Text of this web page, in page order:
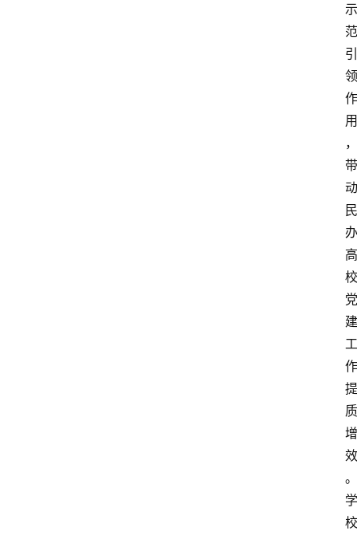
示
范
引
领
作
用
，
带
动
民
办
高
校
党
建
工
作
提
质
增
效
。
学
校